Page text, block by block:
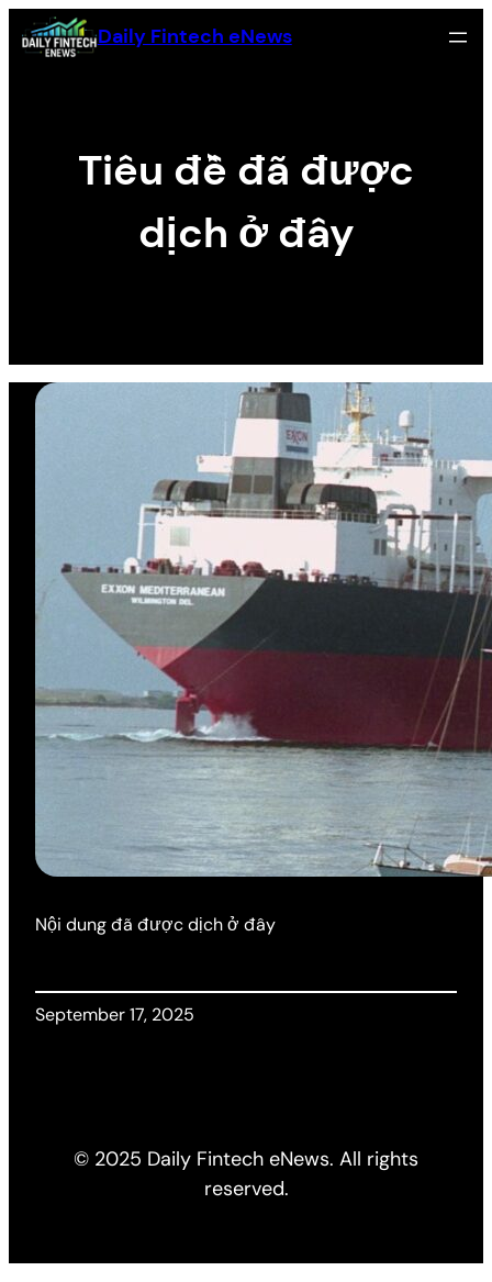
Skip
to
Daily Fintech eNews
Tiêu đề đã được
dịch ở đây
Nội dung đã được dịch ở đây
September 17, 2025
© 2025 Daily Fintech eNews. All rights
reserved.